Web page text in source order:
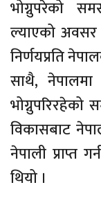
भोग्नुपरेको
ल्याएको
निर्णयप्रति
साथै, नेपालमा
विकासबाट
नेपाली प्राप्त
थियो ।